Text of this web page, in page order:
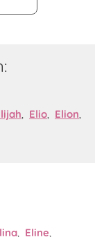
, Elio, Elion,
, Eline,